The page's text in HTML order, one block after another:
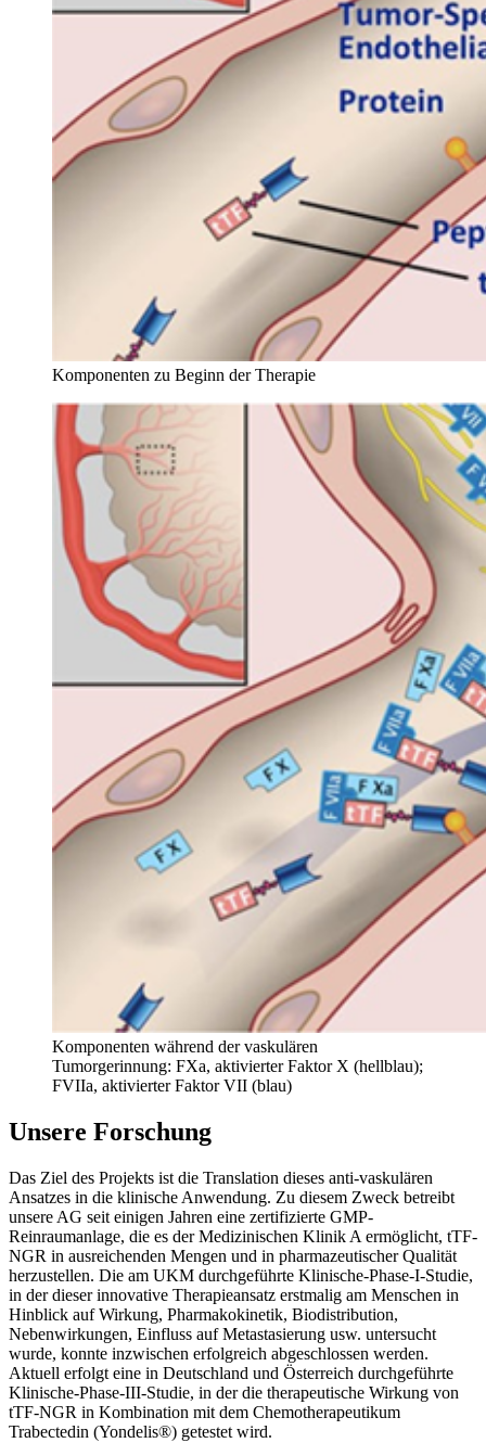
Komponenten zu Beginn der Therapie
Komponenten während der vaskulären
Tumorgerinnung: FXa, aktivierter Faktor X (hellblau);
FVIIa, aktivierter Faktor VII (blau)
Unsere Forschung
Das Ziel des Projekts ist die Translation dieses anti-vaskulären
Ansatzes in die klinische Anwendung. Zu diesem Zweck betreibt
unsere AG seit einigen Jahren eine zertifizierte GMP-
Reinraumanlage, die es der Medizinischen Klinik A ermöglicht, tTF-
NGR in ausreichenden Mengen und in pharmazeutischer Qualität
herzustellen. Die am UKM durchgeführte Klinische-Phase-I-Studie,
in der dieser innovative Therapieansatz erstmalig am Menschen in
Hinblick auf Wirkung, Pharmakokinetik, Biodistribution,
Nebenwirkungen, Einfluss auf Metastasierung usw. untersucht
wurde, konnte inzwischen erfolgreich abgeschlossen werden.
Aktuell erfolgt eine in Deutschland und Österreich durchgeführte
Klinische-Phase-III-Studie, in der die therapeutische Wirkung von
tTF-NGR in Kombination mit dem Chemotherapeutikum
Trabectedin (Yondelis®) getestet wird.